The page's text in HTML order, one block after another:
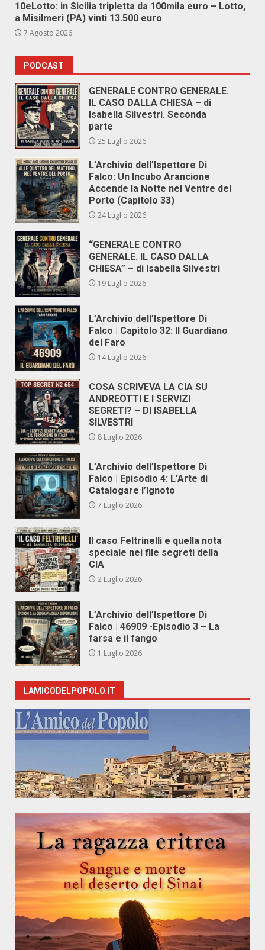
10eLotto: in Sicilia tripletta da 100mila euro – Lotto,
a Misilmeri (PA) vinti 13.500 euro
7 Agosto 2026
PODCAST
GENERALE CONTRO GENERALE.
IL CASO DALLA CHIESA – di
Isabella Silvestri. Seconda
parte
25 Luglio 2026
L’Archivio dell’Ispettore Di
Falco: Un Incubo Arancione
Accende la Notte nel Ventre del
Porto (Capitolo 33)
24 Luglio 2026
“GENERALE CONTRO
GENERALE. IL CASO DALLA
CHIESA” – di Isabella Silvestri
19 Luglio 2026
L’Archivio dell’Ispettore Di
Falco | Capitolo 32: Il Guardiano
del Faro
14 Luglio 2026
COSA SCRIVEVA LA CIA SU
ANDREOTTI E I SERVIZI
SEGRETI? – DI ISABELLA
SILVESTRI
8 Luglio 2026
L’Archivio dell’Ispettore Di
Falco | Episodio 4: L’Arte di
Catalogare l’Ignoto
7 Luglio 2026
Il caso Feltrinelli e quella nota
speciale nei file segreti della
CIA
2 Luglio 2026
L’Archivio dell’Ispettore Di
Falco | 46909 -Episodio 3 – La
farsa e il fango
1 Luglio 2026
LAMICODELPOPOLO.IT